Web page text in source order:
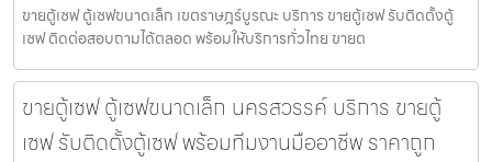
ขายตู้เซฟ ตู้เซฟขนาดเล็ก เขตราษฎร์บูรณะ บริการ ขายตู้เซฟ รับติดตั้งตู้
เซฟ ติดต่อสอบถามได้ตลอด พร้อมให้บริการทั่วไทย ขายต
ขายตู้เซฟ ตู้เซฟขนาดเล็ก นครสวรรค์ บริการ ขายตู้
เซฟ รับติดตั้งตู้เซฟ พร้อมทีมงานมืออาชีพ ราคาถูก